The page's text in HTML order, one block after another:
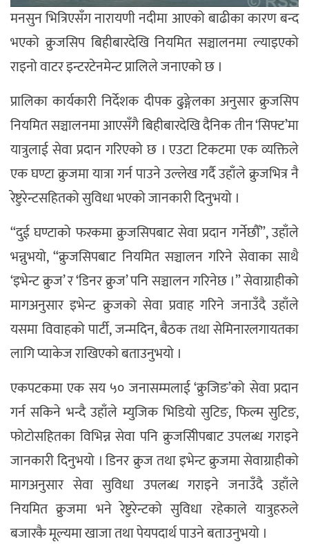
मनसुन भित्रिएसँग नारायणी नदीमा आएको बाढीका कारण बन्द
भएको क्रुजसिप बिहीबारदेखि नियमित सञ्चालनमा ल्याइएको
राइनो वाटर इन्टरटेनमेन्ट प्रालिले जनाएको छ ।
प्रालिका कार्यकारी निर्देशक दीपक ढुङ्गेलका अनुसार क्रुजसिप
नियमित सञ्चालनमा आएसँगै बिहीबारदेखि दैनिक तीन ‘सिफ्ट’मा
यात्रुलाई सेवा प्रदान गरिएको छ । एउटा टिकटमा एक व्यक्तिले
एक घण्टा क्रुजमा यात्रा गर्न पाउने उल्लेख गर्दै उहाँले क्रुजभित्र नै
रेष्टुरेन्टसहितको सुविधा भएको जानकारी दिनुभयो ।
“दुई घण्टाको फरकमा क्रुजसिपबाट सेवा प्रदान गर्नेछौँ”, उहाँले
भन्नुभयो, “क्रुजसिपबाट नियमित सञ्चालन गरिने सेवाका साथै
‘इभेन्ट क्रुज’ र ‘डिनर क्रुज’ पनि सञ्चालन गरिनेछ ।” सेवाग्राहीको
मागअनुसार इभेन्ट क्रुजको सेवा प्रवाह गरिने जनाउँदै उहाँले
यसमा विवाहको पार्टी, जन्मदिन, बैठक तथा सेमिनारलगायतका
लागि प्याकेज राखिएको बताउनुभयो ।
एकपटकमा एक सय ५० जनासम्मलाई ‘क्रुजिङ’को सेवा प्रदान
गर्न सकिने भन्दै उहाँले म्युजिक भिडियो सुटिङ, फिल्म सुटिङ,
फोटोसहितका विभिन्न सेवा पनि क्रुजसिीपबाट उपलब्ध गराइने
जानकारी दिनुभयो । डिनर क्रुज तथा इभेन्ट क्रुजमा सेवाग्राहीको
मागअनुसार सेवा सुविधा उपलब्ध गराइने जनाउँदै उहाँले
नियमित क्रुजमा भने रेष्टुरेन्टको सुविधा रहेकाले यात्रुहरुले
बजारकै मूल्यमा खाजा तथा पेयपदार्थ पाउने बताउनुभयो ।